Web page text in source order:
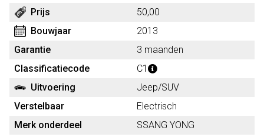
Prijs
50,00
Bouwjaar
2013
Garantie
3 maanden
Classificatiecode
C1
Uitvoering
Jeep/SUV
Verstelbaar
Electrisch
Merk onderdeel
SSANG YONG